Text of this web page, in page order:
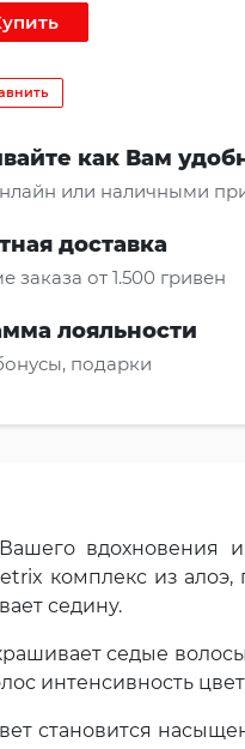
как Вам
или наличными
доставка
заказа от 1.500 гривен
лояльности
подарки
вдохновения
комплекс из
седину.
седые
интенсивность
становится